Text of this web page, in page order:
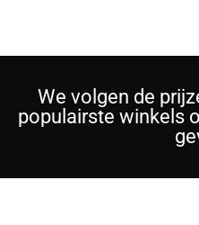
We volgen de
populairste winkels